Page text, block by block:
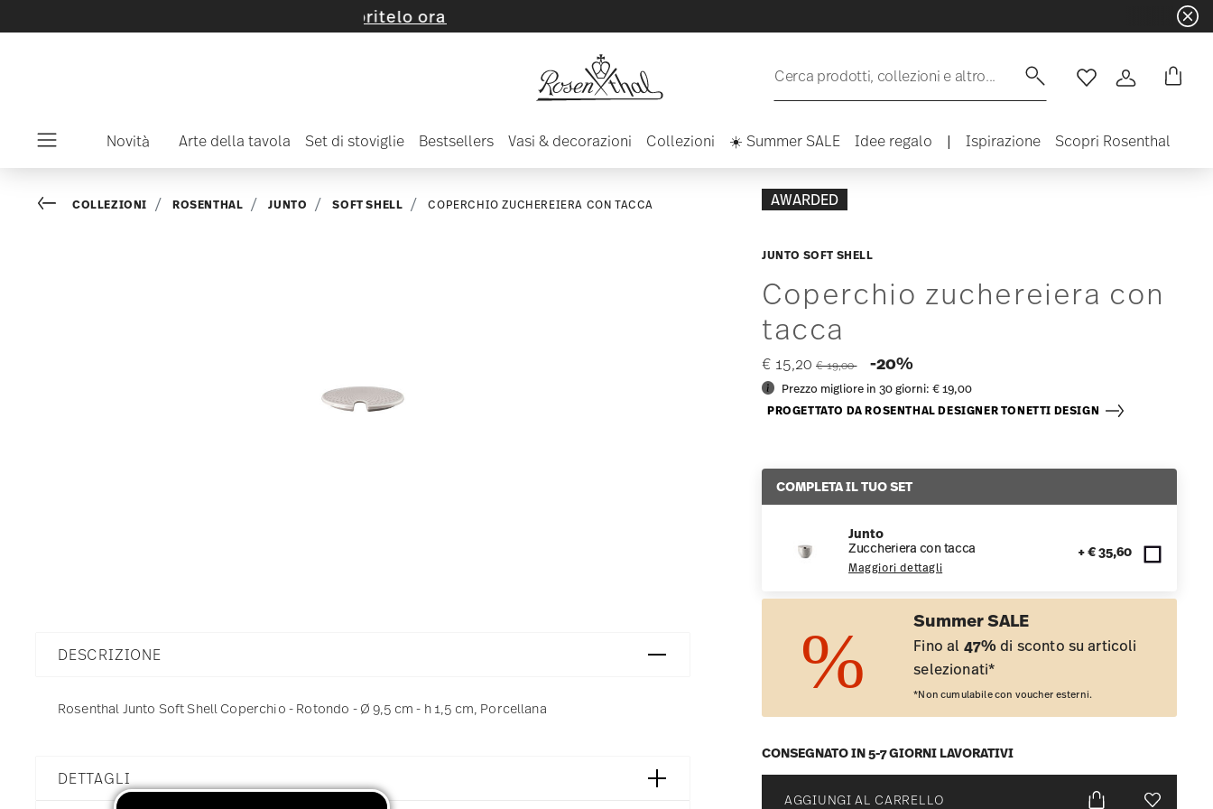
scopritelo ora
Cerca prodotti, collezioni e altro... Lista desideri
Accedi
Novità Arte della tavola Set di stoviglie Bestsellers Vasi & decorazioni Collezioni ☀️ Summer SALE Idee regalo | Ispirazione Scopri Rosenthal
AWARDED
JUNTO SOFT SHELL
Coperchio zuchereiera con
tacca
€ 15,20Price reduced from
€ 19,00 -20%
Prezzo migliore in 30 giorni:€ 19,00
PROGETTATO DA ROSENTHAL DESIGNER TONETTI DESIGN
COMPLETA IL TUO SET
Junto
Zuccheriera con tacca
Maggiori dettagli
+ € 35,60
Summer SALE
Fino al 47%di sconto su articoli
selezionati*
*Non cumulabile con voucher esterni.
CONSEGNATO IN 5-7 GIORNI LAVORATIVI
AGGIUNGI AL CARRELLO
Go backCOLLEZIONI ROSENTHAL JUNTO SOFT SHELL COPERCHIO ZUCHEREIERA CON TACCA
DESCRIZIONE
Rosenthal Junto Soft Shell Coperchio - Rotondo - Ø 9,5 cm - h 1,5 cm, Porcellana
DETTAGLI